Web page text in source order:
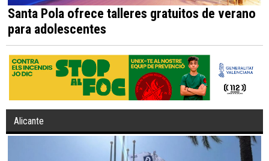
Santa Pola ofrece talleres gratuitos de verano
para adolescentes
Alicante